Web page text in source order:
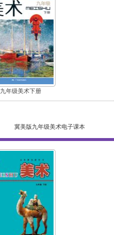
九年级美术下册
冀美版九年级美术电子课本